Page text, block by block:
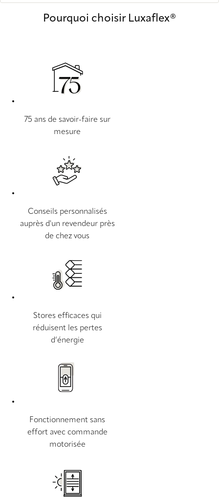
Pourquoi choisir Luxaflex®
75 ans de savoir-faire sur
mesure
Conseils personnalisés
auprès d'un revendeur près
de chez vous
Stores efficaces qui
réduisent les pertes
d’énergie
Fonctionnement sans
effort avec commande
motorisée